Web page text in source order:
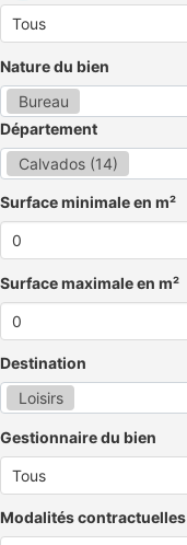
Nature du bien
Bureau
Département
Calvados (14)
Surface minimale en m²
Surface maximale en m²
Destination
Loisirs
Gestionnaire du bien
Modalités contractuelles